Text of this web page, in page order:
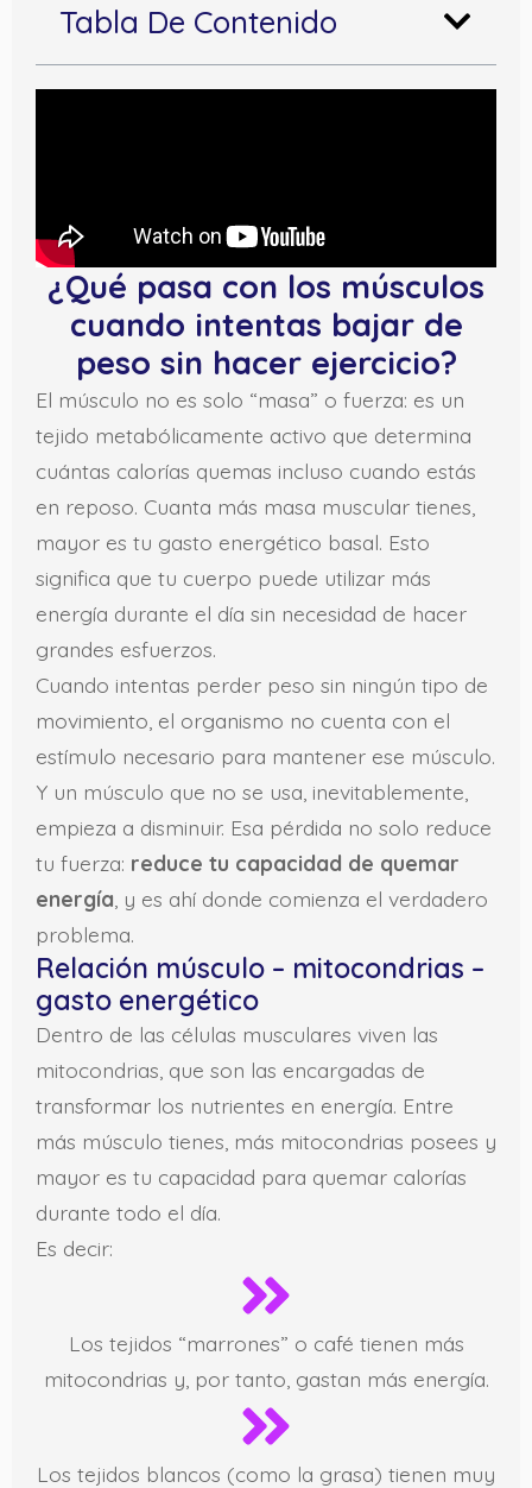
Tabla De Contenido
¿Qué pasa con los músculos
cuando intentas bajar de
peso sin hacer ejercicio?
El músculo no es solo “masa” o fuerza: es un
tejido metabólicamente activo que determina
cuántas calorías quemas incluso cuando estás
en reposo. Cuanta más masa muscular tienes,
mayor es tu gasto energético basal. Esto
significa que tu cuerpo puede utilizar más
energía durante el día sin necesidad de hacer
grandes esfuerzos.
Cuando intentas perder peso sin ningún tipo de
movimiento, el organismo no cuenta con el
estímulo necesario para mantener ese músculo.
Y un músculo que no se usa, inevitablemente,
empieza a disminuir. Esa pérdida no solo reduce
tu fuerza: reduce tu capacidad de quemar
energía , y es ahí donde comienza el verdadero
problema.
Relación músculo – mitocondrias –
gasto energético
Dentro de las células musculares viven las
mitocondrias, que son las encargadas de
transformar los nutrientes en energía. Entre
más músculo tienes, más mitocondrias posees y
mayor es tu capacidad para quemar calorías
durante todo el día.
Es decir:
Los tejidos “marrones” o café tienen más
mitocondrias y, por tanto, gastan más energía.
Los tejidos blancos (como la grasa) tienen muy